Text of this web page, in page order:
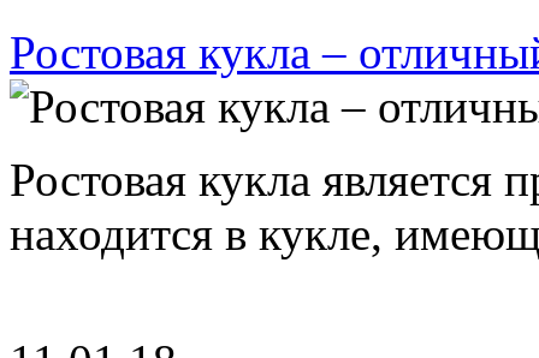
Ростовая кукла –
Ростовая кукла является
находится в кукле,